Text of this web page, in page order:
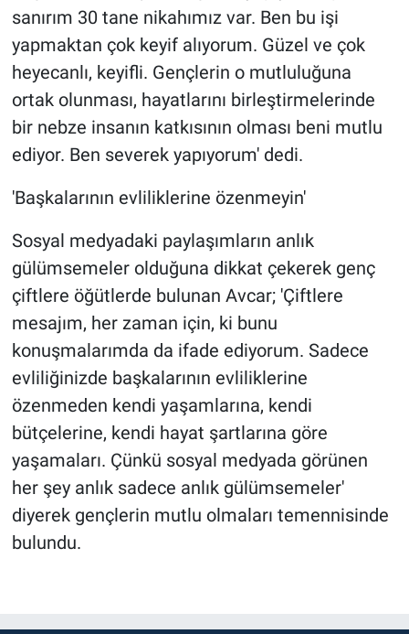
sanırım 30 tane nikahımız var. Ben bu işi
yapmaktan çok keyif alıyorum. Güzel ve çok
heyecanlı, keyifli. Gençlerin o mutluluğuna
ortak olunması, hayatlarını birleştirmelerinde
bir nebze insanın katkısının olması beni mutlu
ediyor. Ben severek yapıyorum' dedi.
'Başkalarının evliliklerine özenmeyin'
Sosyal medyadaki paylaşımların anlık
gülümsemeler olduğuna dikkat çekerek genç
çiftlere öğütlerde bulunan Avcar; 'Çiftlere
mesajım, her zaman için, ki bunu
konuşmalarımda da ifade ediyorum. Sadece
evliliğinizde başkalarının evliliklerine
özenmeden kendi yaşamlarına, kendi
bütçelerine, kendi hayat şartlarına göre
yaşamaları. Çünkü sosyal medyada görünen
her şey anlık sadece anlık gülümsemeler'
diyerek gençlerin mutlu olmaları temennisinde
bulundu.